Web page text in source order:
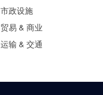
市政设施
贸易 & 商业
运输 & 交通